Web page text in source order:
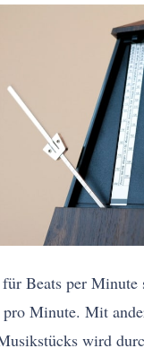
Beats per Minute
Minute. Mit
wird